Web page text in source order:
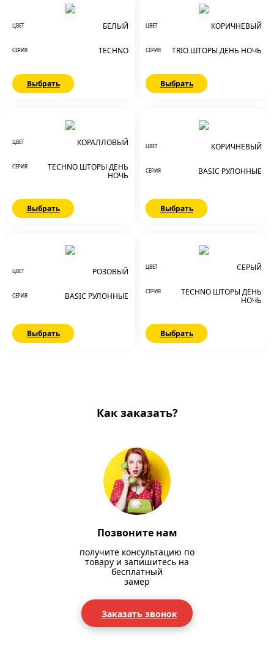
ЦВЕТ БЕЛЫЙ
СЕРИЯ TECHNO
Выбрать
ЦВЕТ КОРИЧНЕВЫЙ
СЕРИЯ TRIO ШТОРЫ ДЕНЬ НОЧЬ
Выбрать
ЦВЕТ КОРАЛЛОВЫЙ
СЕРИЯ
TECHNO ШТОРЫ ДЕНЬ
НОЧЬ
Выбрать
ЦВЕТ КОРИЧНЕВЫЙ
СЕРИЯ BASIC РУЛОННЫЕ
Выбрать
ЦВЕТ РОЗОВЫЙ
СЕРИЯ BASIC РУЛОННЫЕ
Выбрать
ЦВЕТ СЕРЫЙ
СЕРИЯ
TECHNO ШТОРЫ ДЕНЬ
НОЧЬ
Выбрать
Как заказать?
Позвоните нам
получите консультацию по
товару и запишитесь на
бесплатный
замер
Заказать звонок